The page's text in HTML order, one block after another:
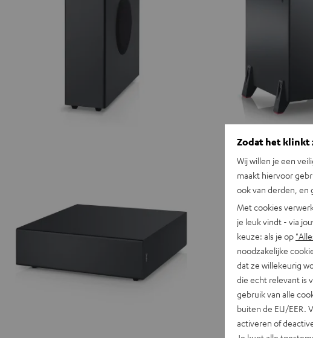
Zodat het klinkt
Wij willen je een
maakt hiervoor
ook van derden, en
Met cookies
je leuk vindt - via
keuze: als je op
noodzakelijke
dat ze willekeurig
die echt relevant is
gebruik van alle
buiten de EU/EER.
activeren of